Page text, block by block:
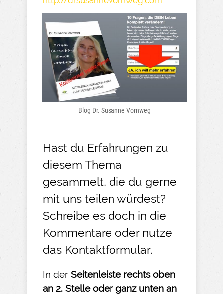
Blog Dr. Susanne Vornweg
Hast du Erfahrungen zu
diesem Thema
gesammelt, die du gerne
mit uns teilen würdest?
Schreibe es doch in die
Kommentare oder nutze
das Kontaktformular.
In der Seitenleiste rechts oben
an 2. Stelle oder ganz unten an